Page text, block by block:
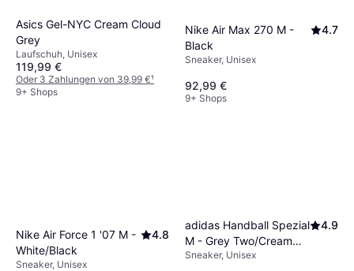
Asics Gel-NYC Cream Cloud
Grey
Laufschuh, Unisex
119,99 €
Oder 3 Zahlungen von 39,99 €¹
9+ Shops
Nike Air Max 270 M -
Black
4.7
Sneaker, Unisex
92,99 €
9+ Shops
Nike Air Force 1 '07 M -
White/Black
4.8
Sneaker, Unisex
adidas Handball Spezial
M - Grey Two/Cream
White/Cloud White
4.9
Sneaker, Unisex